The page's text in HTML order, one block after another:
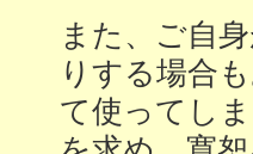
また、ご自
りする場合
て使ってし